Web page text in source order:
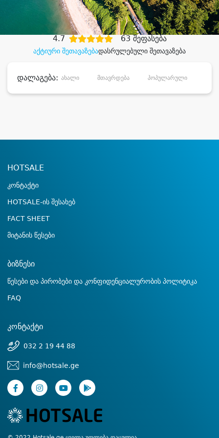
დიდი დანაზოგით
აქტიური შეთავაზებადასრულებული შეთავაზება
4.7 63 შეფასება
დალაგება: ახალი მთავრდება პოპულარული
HOTSALE
კონტაქტი
HOTSALE-ის შესახებ
FACT SHEET
მიტანის წესები
ბიზნესი
წესები და პირობები და კონფიდენციალურობის პოლიტიკა
FAQ
კონტაქტი
032 2 19 44 88
info@hotsale.ge